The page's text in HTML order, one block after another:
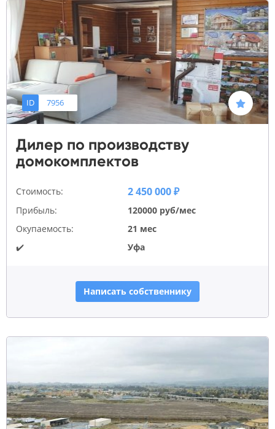
ID 7956
Дилер по производству
домокомплектов
Стоимость: 2 450 000 ₽
Прибыль:
120000 руб/мес
Окупаемость:
21 мес
✔️
Уфа
Написать собственнику